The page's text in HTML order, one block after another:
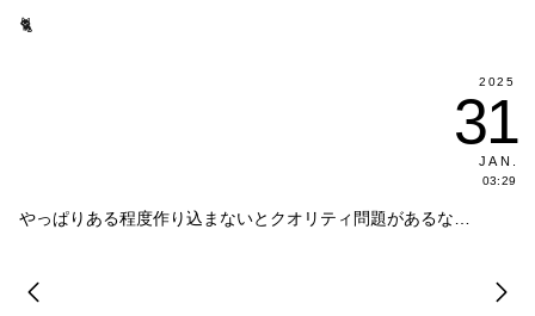
🐈
2025
31
JAN
03:29
やっぱりある程度作り込まないとクオリティ問題があるな…